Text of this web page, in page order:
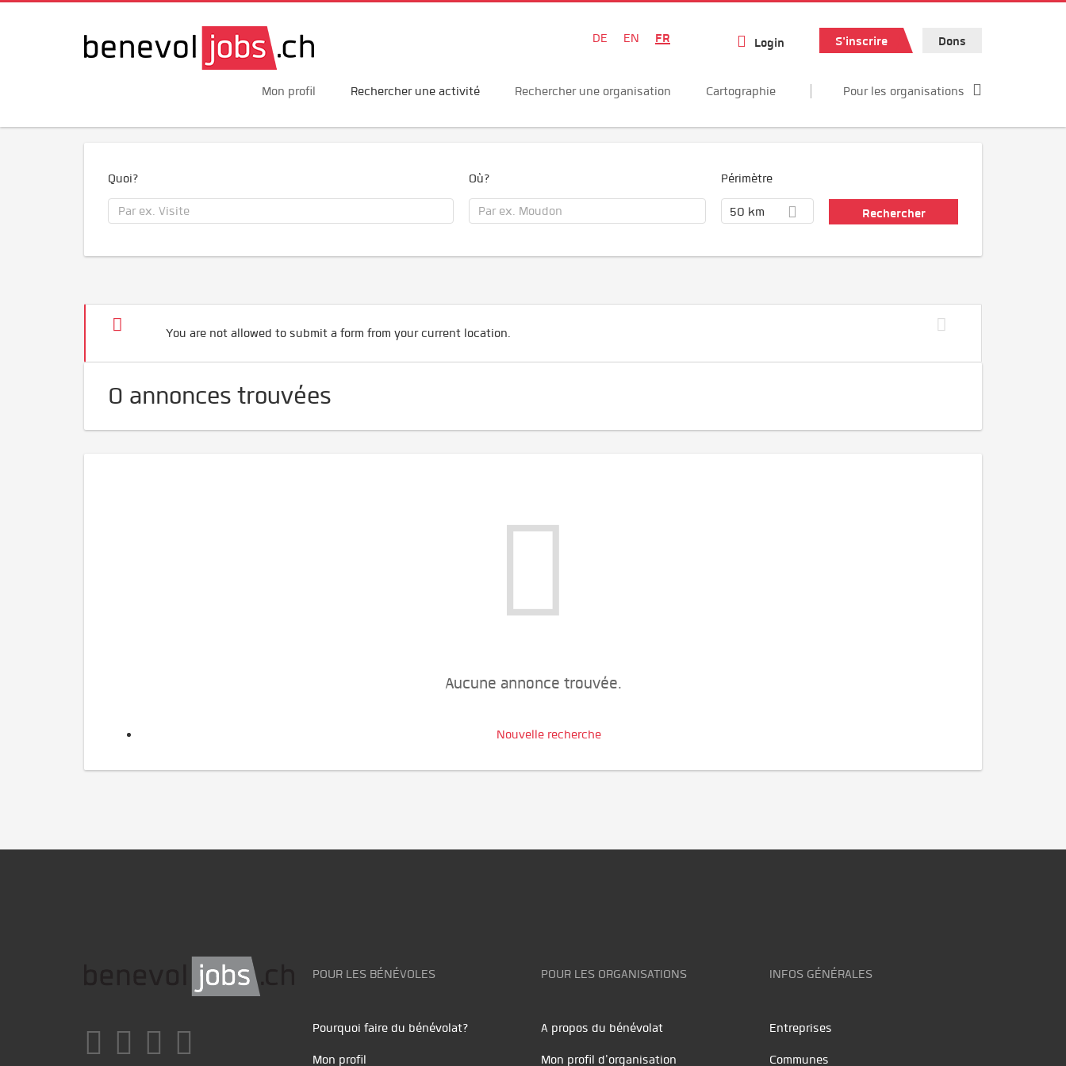
DE EN FR Login S'inscrire Dons
Mon profil Rechercher une activité Rechercher une organisation Cartographie Pour les organisations
Quoi? Où? Périmètre
50 km
You are not allowed to submit a form from your current location.
0 annonces trouvées
Aucune annonce trouvée.
Nouvelle recherche
POUR LES BÉNÉVOLES
Pourquoi faire du bénévolat?
Mon profil
POUR LES ORGANISATIONS
A propos du bénévolat
Mon profil d'organisation
INFOS GÉNÉRALES
Entreprises
Communes